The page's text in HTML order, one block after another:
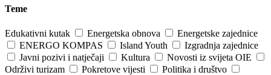
Teme
Edukativni kutak Energetska obnova
Energetske zajednice
ENERGO KOMPAS
Island Youth
Izgradnja zajednice
Javni pozivi i natječaji
Kultura
Novosti iz svijeta OIE
Održivi turizam
Pokretove vijesti
Politika i društvo